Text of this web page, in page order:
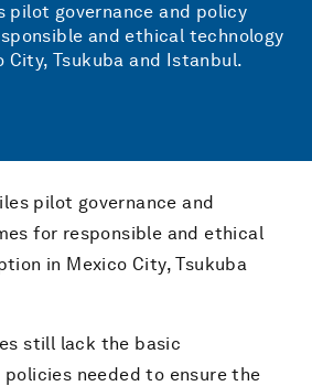
pilot governance and policy
and ethical technology
City, Tsukuba and Istanbul.
pilot governance and
for responsible and ethical
in Mexico City, Tsukuba
still lack the basic
policies needed to ensure the